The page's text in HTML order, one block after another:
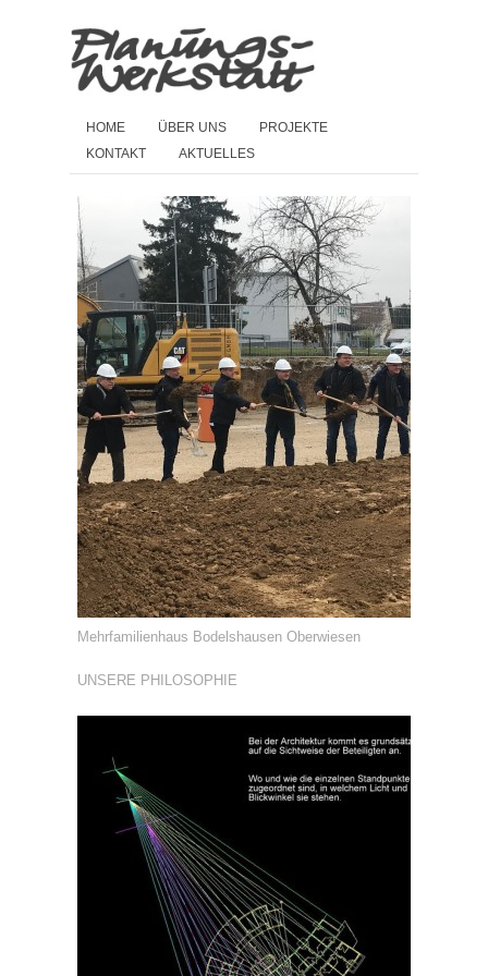
HOME ÜBER UNS
PROJEKTE
KONTAKT
AKTUELLES
Mehrfamilienhaus Bodelshausen Oberwiesen
UNSERE PHILOSOPHIE